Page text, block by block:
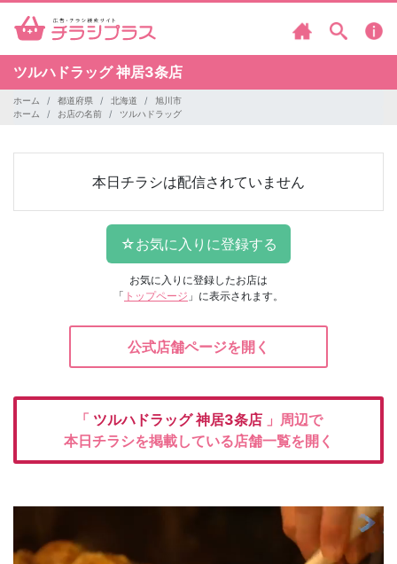
ツルハドラッグ神居3条店
ホーム 都道府県 北海道
旭川市
ホーム
お店の名前 ツルハドラッグ
本日チラシは配信されていません
お気に入りに登録したお店は
「 トップページ 」に表示されます。
公式店舗ページを開く
「 ツルハドラッグ神居3条店 」周辺で
本日チラシを掲載している店舗一覧を開く